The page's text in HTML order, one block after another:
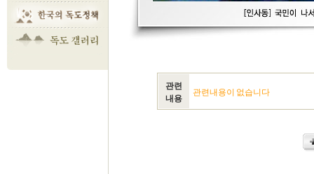
관련
내용
관련내용이 없습니다